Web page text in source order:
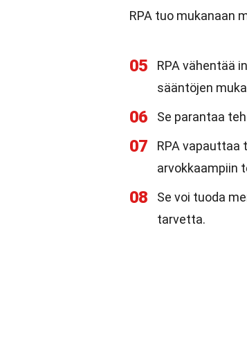
RPA tuo mukanaan
05
RPA vähentää
sääntöjen
06 Se parantaa
07
RPA
arvokkaampiin
08
Se voi tuoda
tarvetta.